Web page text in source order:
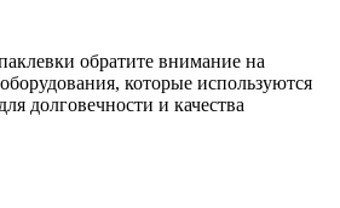
обратите внимание на
которые используются
долговечности и качества